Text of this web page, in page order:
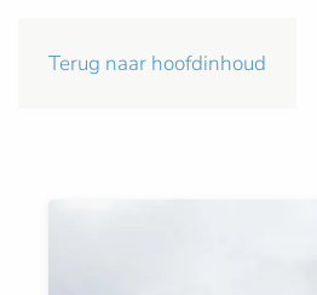
Terug naar hoofdinhoud